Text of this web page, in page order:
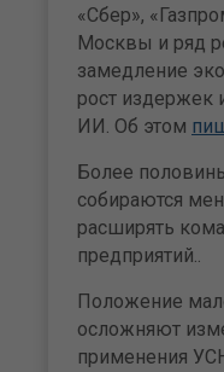
«Сбер»,
Москвы и ряд
замедление
рост издержек
ИИ. Об этом
Более
собираются
расширять
предприятий..
Положение
осложняют
применения